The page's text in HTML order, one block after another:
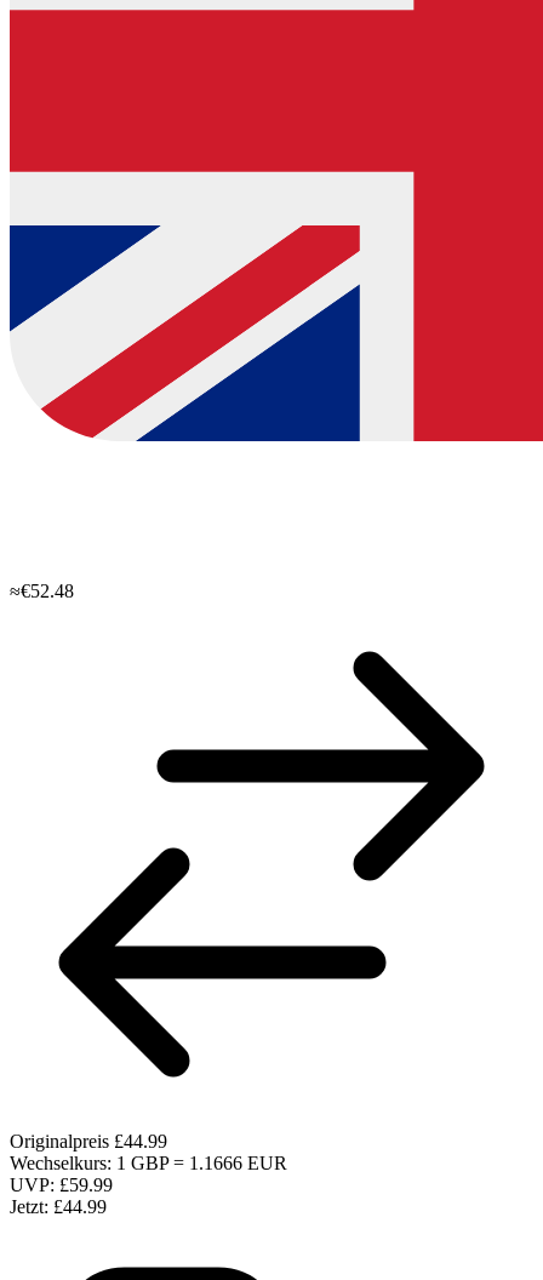
≈€52.48
Originalpreis £44.99
Wechselkurs: 1 GBP = 1.1666 EUR
UVP: £59.99
Jetzt: £44.99